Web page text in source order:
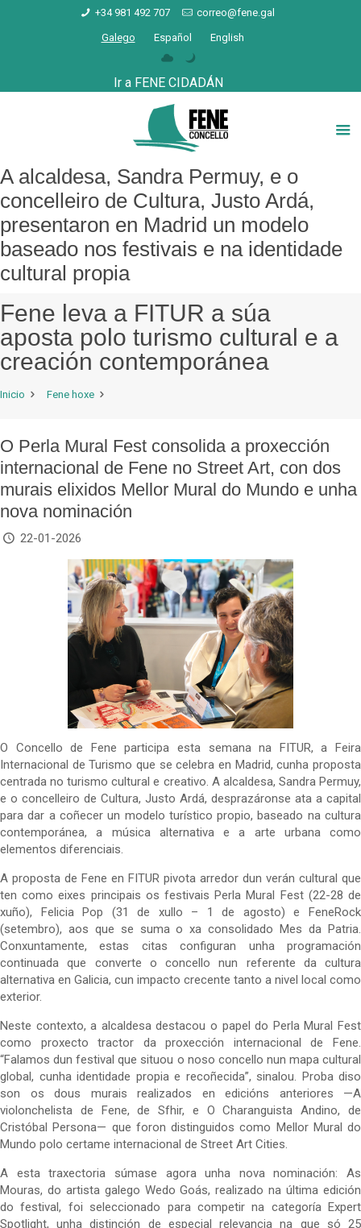
+34 981 492 707 correo@fene.gal
Galego Español English
Ir a FENE CIDADÁN
A alcaldesa, Sandra Permuy, e o
concelleiro de Cultura, Justo Ardá,
presentaron en Madrid un modelo
baseado nos festivais e na identidade
cultural propia
Fene leva a FITUR a súa
aposta polo turismo cultural e a
creación contemporánea
Inicio Fene hoxe
O Perla Mural Fest consolida a proxección
internacional de Fene no Street Art, con dos
murais elixidos Mellor Mural do Mundo e unha
nova nominación
22-01-2026
O Concello de Fene participa esta semana na FITUR, a Feira
Internacional de Turismo que se celebra en Madrid, cunha proposta
centrada no turismo cultural e creativo. A alcaldesa, Sandra Permuy,
e o concelleiro de Cultura, Justo Ardá, desprazáronse ata a capital
para dar a coñecer un modelo turístico propio, baseado na cultura
contemporánea, a música alternativa e a arte urbana como
elementos diferenciais.
A proposta de Fene en FITUR pivota arredor dun verán cultural que
ten como eixes principais os festivais Perla Mural Fest (22-28 de
xuño), Felicia Pop (31 de xullo – 1 de agosto) e FeneRock
(setembro), aos que se suma o xa consolidado Mes da Patria.
Conxuntamente, estas citas configuran unha programación
continuada que converte o concello nun referente da cultura
alternativa en Galicia, cun impacto crecente tanto a nivel local como
exterior.
Neste contexto, a alcaldesa destacou o papel do Perla Mural Fest
como proxecto tractor da proxección internacional de Fene.
“Falamos dun festival que situou o noso concello nun mapa cultural
global, cunha identidade propia e recoñecida”, sinalou. Proba diso
son os dous murais realizados en edicións anteriores —A
violonchelista de Fene, de Sfhir, e O Charanguista Andino, de
Cristóbal Persona— que foron distinguidos como Mellor Mural do
Mundo polo certame internacional de Street Art Cities.
A esta traxectoria súmase agora unha nova nominación: As
Mouras, do artista galego Wedo Goás, realizado na última edición
do festival, foi seleccionado para competir na categoría Expert
Spotlight, unha distinción de especial relevancia na que só 25